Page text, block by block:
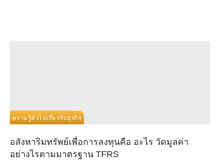
ความรู้ทั่วไปเกี่ยวกับธุรกิจ
อสังหาริมทรัพย์เพื่อการลงทุนคือ อะไร วัดมูลค่า
อย่างไรตามมาตรฐาน TFRS